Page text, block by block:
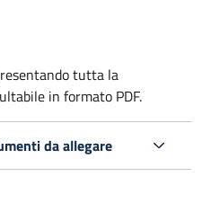
tutta la
in formato PDF.
da allegare